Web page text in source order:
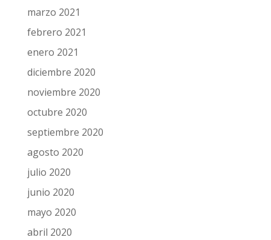
marzo 2021
febrero 2021
enero 2021
diciembre 2020
noviembre 2020
octubre 2020
septiembre 2020
agosto 2020
julio 2020
junio 2020
mayo 2020
abril 2020